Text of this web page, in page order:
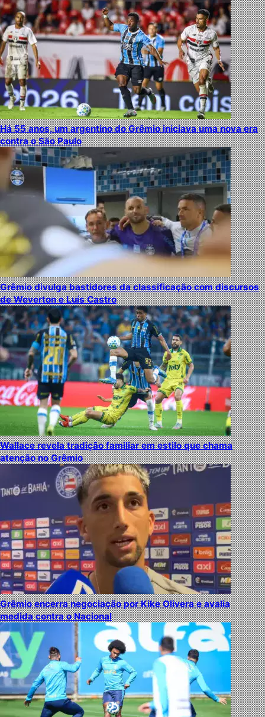
Há 55 anos, um argentino do Grêmio iniciava uma nova era
contra o São Paulo
Grêmio divulga bastidores da classificação com discursos
de Weverton e Luís Castro
Wallace revela tradição familiar em estilo que chama
atenção no Grêmio
Grêmio encerra negociação por Kike Olivera e avalia
medida contra o Nacional